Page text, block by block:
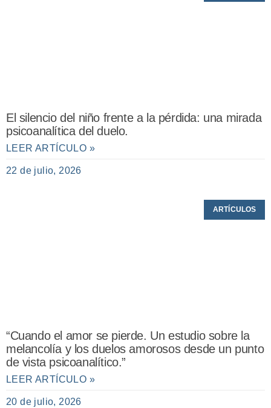
El silencio del niño frente a la pérdida: una mirada
psicoanalítica del duelo.
LEER ARTÍCULO »
22 de julio, 2026
ARTÍCULOS
“Cuando el amor se pierde. Un estudio sobre la
melancolía y los duelos amorosos desde un punto
de vista psicoanalítico.”
LEER ARTÍCULO »
20 de julio, 2026